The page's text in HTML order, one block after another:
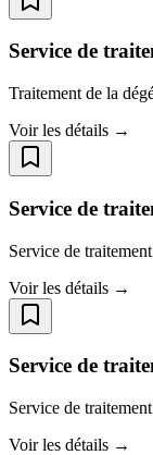
Service de
Traitement de la
Voir les détails →
Service de
Service de
Voir les détails →
Service de
Service de
Voir les détails →